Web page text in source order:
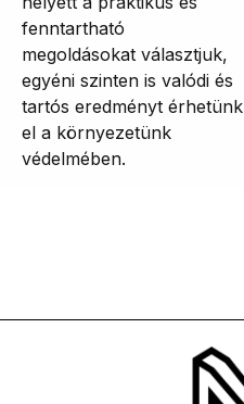
fenntartható
megoldásokat választjuk,
egyéni szinten is valódi és
tartós eredményt érhetünk
el a környezetünk
védelmében.